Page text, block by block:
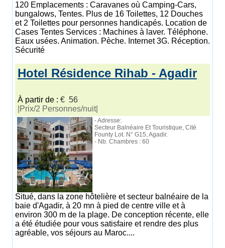
120 Emplacements : Caravanes où Camping-Cars,
bungalows, Tentes. Plus de 16 Toilettes, 12 Douches
et 2 Toilettes pour personnes handicapés. Location de
Cases Tentes Services : Machines à laver. Téléphone.
Eaux usées. Animation. Pèche. Internet 3G. Réception.
Sécurité
Hotel Résidence Rihab - Agadir
À partir de : € 56
|Prix/2 Personnes/nuit|
- Adresse:
Secteur Balnéaire Et Touristique, Cité
Founty Lot. N° G15, Agadir.
- Nb. Chambres : 60
Situé, dans la zone hôtelière et secteur balnéaire de la
baie d'Agadir, à 20 mn à pied de centre ville et à
environ 300 m de la plage. De conception récente, elle
a été étudiée pour vous satisfaire et rendre des plus
agréable, vos séjours au Maroc....